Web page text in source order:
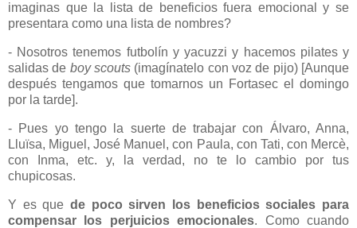
imaginas que la lista de beneficios fuera emocional y se
presentara como una lista de nombres?
- Nosotros tenemos futbolín y yacuzzi y hacemos pilates y
salidas de boy scouts (imagínatelo con voz de pijo) [Aunque
después tengamos que tomarnos un Fortasec el domingo
por la tarde].
- Pues yo tengo la suerte de trabajar con Álvaro, Anna,
Lluïsa, Miguel, José Manuel, con Paula, con Tati, con Mercè,
con Inma, etc. y, la verdad, no te lo cambio por tus
chupicosas.
Y es que de poco sirven los beneficios sociales para
compensar los perjuicios emocionales. Como cuando